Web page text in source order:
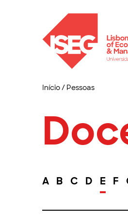
Início/ Pessoas
A B C D E F